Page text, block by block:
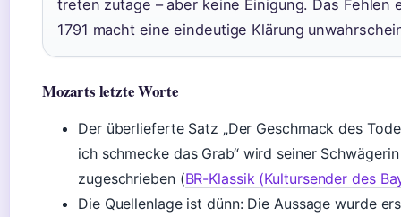
treten zutage – aber keine Einigung. Das Fehlen
1791 macht eine eindeutige Klärung
Mozarts letzte Worte
Der überlieferte Satz „Der Geschmack des
ich schmecke das Grab“ wird seiner
zugeschrieben (BR-Klassik (Kultursender des
Die Quellenlage ist dünn: Die Aussage wurde